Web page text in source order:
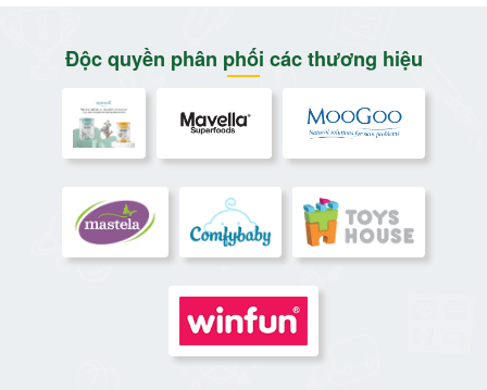
Độc quyền phân phối các thương hiệu